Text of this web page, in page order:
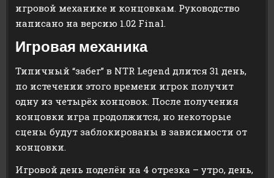
игровой механике и концовкам. Руководство
написано на версию 1.02 Final.
Игровая механика
Типичный “забег” в NTR Legend длится 31 день,
по истечении этого времени игрок получит
одну из четырёх концовок. После получения
концовки игра продолжится, но некоторые
сцены будут заблокированы в зависимости от
концовки.
Игровой день поделён на 4 отрезка – утро, день,